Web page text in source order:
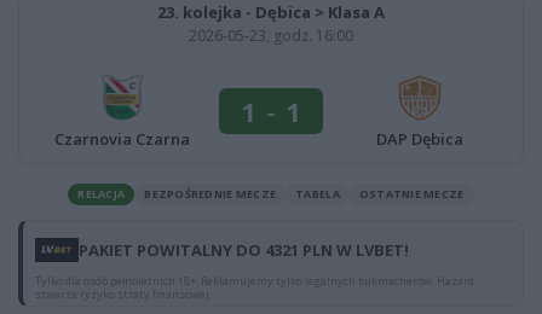
23. kolejka - Dębica > Klasa A
2026-05-23, godz. 16:00
Czarnovia Czarna
1 - 1
DAP Dębica
RELACJA BEZPOŚREDNIE MECZE TABELA OSTATNIE MECZE
PAKIET POWITALNY DO 4321 PLN W LVBET!
Tylko dla osób pełnoletnich 18+. Reklamujemy tylko legalnych bukmacherów. Hazard
stwarza ryzyko straty finansowej.